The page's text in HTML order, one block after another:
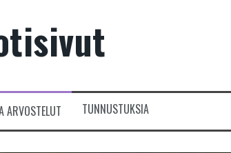
ARVOSTELUT TUNNUSTUKSIA